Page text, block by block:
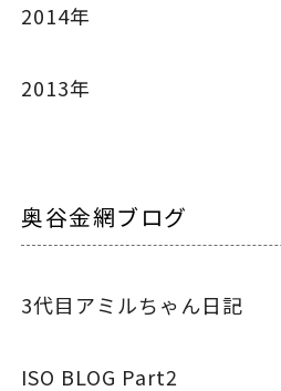
2014年
2013年
奥谷金網ブログ
3代目アミルちゃん日記
ISO BLOG Part2